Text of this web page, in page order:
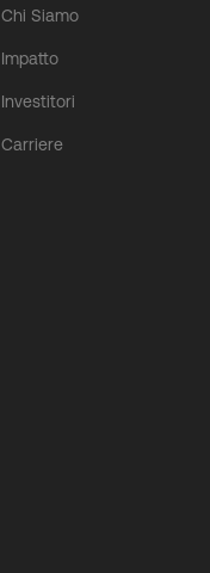
Chi Siamo
Impatto
Investitori
Carriere